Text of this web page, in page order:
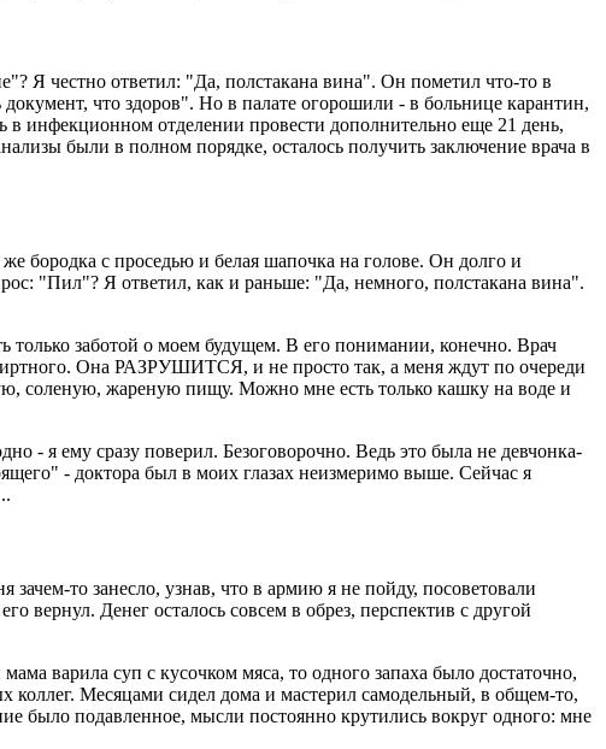
Я честно ответил: "Да, полстакана вина". Он пометил что-то в
что здоров". Но в палате огорошили - в больнице карантин,
в инфекционном отделении провести дополнительно еще 21 день,
были в полном порядке, осталось получить заключение врача в
бородка с проседью и белая шапочка на голове. Он долго и
"Пил"? Я ответил, как и раньше: "Да, немного, полстакана вина".
только заботой о моем будущем. В его понимании, конечно. Врач
Она РАЗРУШИТСЯ, и не просто так, а меня ждут по очереди
соленую, жареную пищу. Можно мне есть только кашку на воде и
- я ему сразу поверил. Безоговорочно. Ведь это была не девчонка-
- доктора был в моих глазах неизмеримо выше. Сейчас я
то занесло, узнав, что в армию я не пойду, посоветовали
вернул. Денег осталось совсем в обрез, перспектив с другой
варила суп с кусочком мяса, то одного запаха было достаточно,
коллег. Месяцами сидел дома и мастерил самодельный, в общем-то,
было подавленное, мысли постоянно крутились вокруг одного: мне